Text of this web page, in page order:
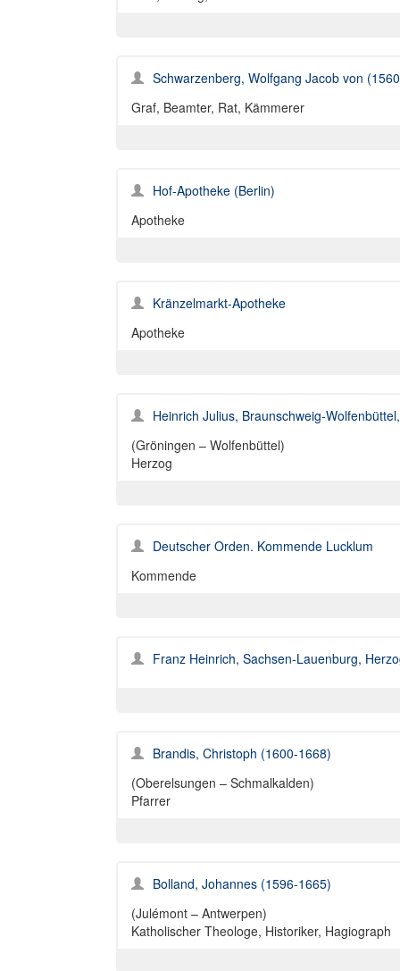
Schwarzenberg, Wolfgang Jacob von
Graf, Beamter, Rat, Kämmerer
Hof-Apotheke (Berlin)
Apotheke
Kränzelmarkt-Apotheke
Apotheke
Heinrich Julius, Braunschweig-
(Gröningen – Wolfenbüttel)
Herzog
Deutscher Orden. Kommende Lucklum
Kommende
Franz Heinrich, Sachsen-Lauenburg,
Brandis, Christoph (1600-1668)
(Oberelsungen – Schmalkalden)
Pfarrer
Bolland, Johannes (1596-1665)
(Julémont – Antwerpen)
Katholischer Theologe, Historiker, Hagiograph